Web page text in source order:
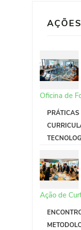
Oficina de
PRÁTICAS
Ação de